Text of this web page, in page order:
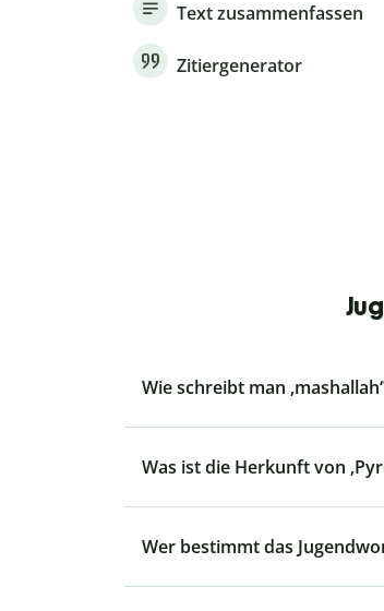
Text zusammenfassen
Zitiergenerator
Wie schreibt man
Was ist die Herkunft von
Wer bestimmt das